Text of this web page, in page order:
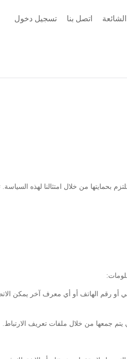
الشائعة اتصل بنا تسجيل دخول
أو رقم الهاتف أو أي معرف آخر يمكن